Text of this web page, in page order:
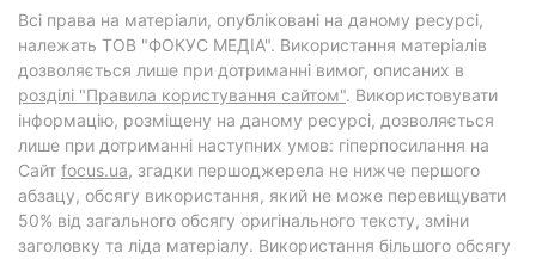
Всі права на матеріали, опубліковані на даному ресурсі,
належать ТОВ "ФОКУС МЕДІА". Використання матеріалів
дозволяється лише при дотриманні вимог, описаних в
розділі "Правила користування сайтом". Використовувати
інформацію, розміщену на даному ресурсі, дозволяється
лише при дотриманні наступних умов: гіперпосилання на
Cайт focus.ua, згадки першоджерела не нижче першого
абзацу, обсягу використання, який не може перевищувати
50% від загального обсягу оригінального тексту, зміни
заголовку та ліда матеріалу. Використання більшого обсягу